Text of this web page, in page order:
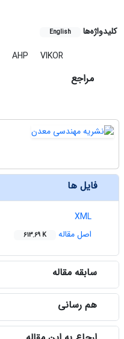
کلیدواژه‌ها English
AHP VIKOR
مراجع
فایل ها
XML
اصل مقاله
613.69 K
سابقه مقاله
هم رسانی